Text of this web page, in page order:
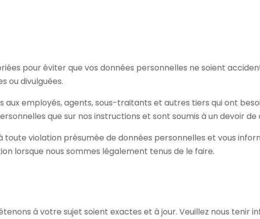
pour éviter que vos données personnelles ne soient
ou divulguées.
aux employés, agents, sous-traitants et autres tiers qui ont
que sur nos instructions et sont soumis à un devoir
violation présumée de données personnelles et vous
lorsque nous sommes légalement tenus de le faire.
à votre sujet soient exactes et à jour. Veuillez nous tenir